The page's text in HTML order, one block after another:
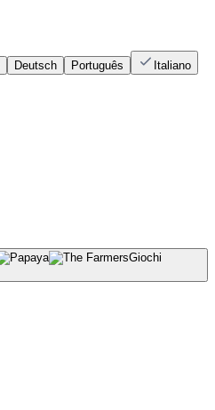
Deutsch Português
Italiano
Giochi